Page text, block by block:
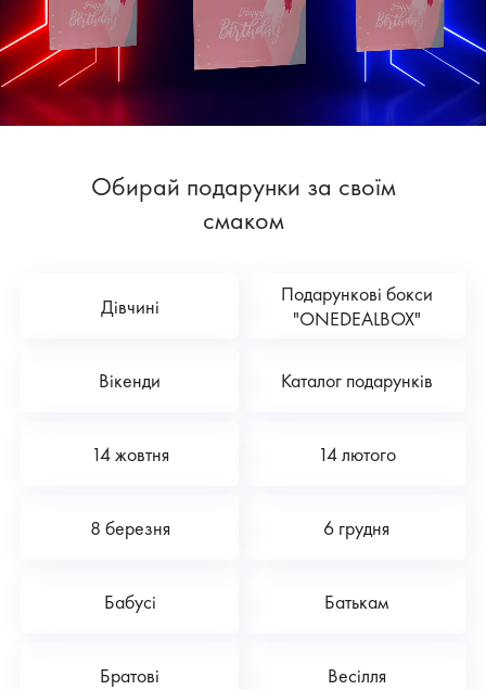
Обирай подарунки за своїм
смаком
Дівчині
Подарункові бокси
"ONEDEALBOX"
Вікенди Каталог подарунків
14 жовтня 14 лютого
8 березня 6 грудня
Бабусі Батькам
Братові Весілля